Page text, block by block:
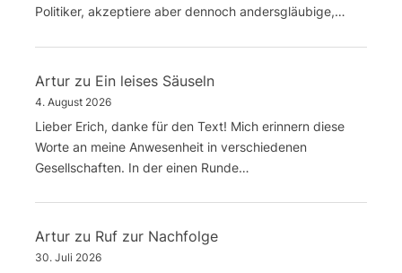
Politiker, akzeptiere aber dennoch andersgläubige,…
Artur zu Ein leises Säuseln
4. August 2026
Lieber Erich, danke für den Text! Mich erinnern diese
Worte an meine Anwesenheit in verschiedenen
Gesellschaften. In der einen Runde…
Artur zu Ruf zur Nachfolge
30. Juli 2026